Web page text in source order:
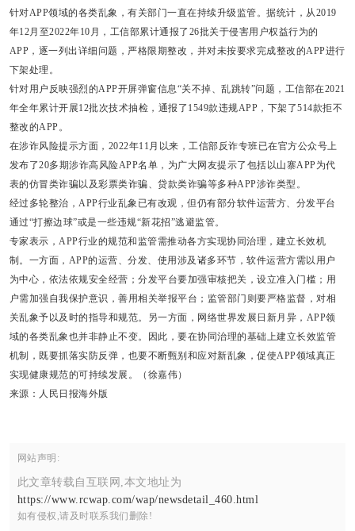
针对APP领域的各类乱象，有关部门一直在持续升级监管。据统计，从2019
年12月至2022年10月，工信部累计通报了26批关于侵害用户权益行为的
APP，逐一列出详细问题，严格限期整改，并对未按要求完成整改的APP进行
下架处理。
针对用户反映强烈的APP开屏弹窗信息“关不掉、乱跳转”问题，工信部在2021
年全年累计开展12批次技术抽检，通报了1549款违规APP，下架了514款拒不
整改的APP。
在涉诈风险提示方面，2022年11月以来，工信部反诈专班已在官方公众号上
发布了20多期涉诈高风险APP名单，为广大网友提示了包括以山寨APP为代
表的仿冒类诈骗以及彩票类诈骗、贷款类诈骗等多种APP涉诈类型。
经过多轮整治，APP行业乱象已有改观，但仍有部分软件运营方、分发平台
通过“打擦边球”或是一些违规“新花招”逃避监管。
专家表示，APP行业的规范和监管需推动各方实现协同治理，建立长效机
制。一方面，APP的运营、分发、使用涉及诸多环节，软件运营方需以用户
为中心，依法依规安全经营；分发平台要加强审核把关，设立准入门槛；用
户需加强自我保护意识，善用相关举报平台；监管部门则要严格监督，对相
关乱象予以及时的指导和规范。另一方面，网络世界发展日新月异，APP领
域的各类乱象也并非静止不变。因此，要在协同治理的基础上建立长效监管
机制，既要抓落实防反弹，也要不断甄别和应对新乱象，促使APP领域真正
实现健康规范的可持续发展。（徐嘉伟）
来源：人民日报海外版
网站声明:
此文章转载自互联网,本文地址为
https://www.rcwap.com/wap/newsdetail_460.html
如有侵权,请及时联系我们删除!